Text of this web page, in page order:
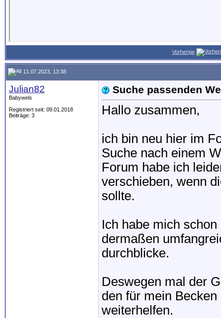
Vorherige
11.07.2023, 13:38
Julian82
Babywels
Registriert seit: 09.01.2018
Beiträge: 3
Suche passenden
Hallo zusammen,
ich bin neu hier im
Suche nach einem
Forum habe ich
verschieben, wenn
sollte.
Ich habe mich
dermaßen
durchblicke.
Deswegen mal der
den für mein
weiterhelfen.